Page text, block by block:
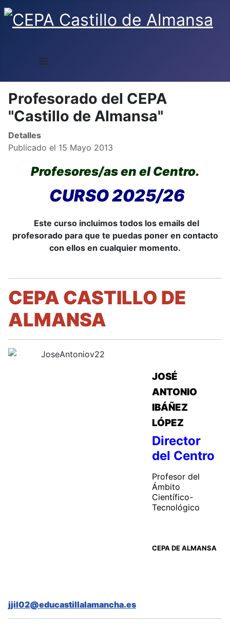
≡
Profesorado del CEPA
"Castillo de Almansa"
Detalles
Publicado el 15 Mayo 2013
Profesores/as en el Centro.
CURSO 2025/26
Este curso incluimos todos los emails del
profesorado para que te puedas poner en contacto
con ellos en cualquier momento.
CEPA CASTILLO DE
ALMANSA
JOSÉ
ANTONIO
IBÁÑEZ
LÓPEZ
Director
del Centro
Profesor del
Ámbito
Científico-
Tecnológico
CEPA DE ALMANSA
jjil02@educastillalamancha.es